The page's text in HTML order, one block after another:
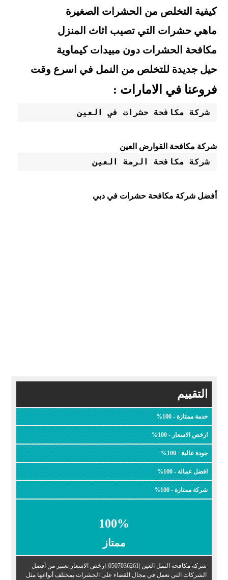
كيفية التخلص من الحشرات الصغيرة
ماهي حشرات التي تصيب اثاث المنزل
مكافحة الحشرات دون مبيدات كيماوية
حيل جديدة للتخلص من النمل في اسرع وقت
فروعنا في الامارات :
شركة مكافحة حشرات في العين
شركة مكافحة القوارض العين
شركة مكافحة الرمة العين
أفضل شركة مكافحة حشرات في دبي
التقييم
خدمة ممتازة - 100%
ارخص الاسعار - 100%
جودة عالية - 100%
افضل عمالة - 100%
شركة ممتازة - 100%
100%
ممتاز
شركة مكافحة النمل العين |0507036261| ارخص الاسعار تعتبر من أفضل
الشركات التي تعمل في مجال القضاء على الحشرات بمختلف أنواعها مثل